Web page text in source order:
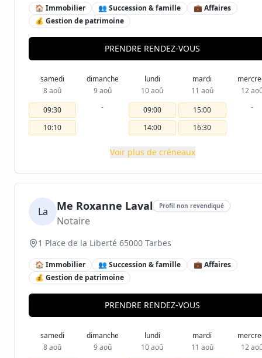
🏠 Immobilier 👥 Succession & famille
💼 Affaires
💰 Gestion de patrimoine
PRENDRE RENDEZ-VOUS
samedi
8 aoû
09:30
10:10
dimanche
9 aoû
-
lundi
10 aoû
09:00
14:00
mardi
11 aoû
15:00
16:30
12
-
Voir plus de créneaux
La Me Roxanne Laval Profil non revendiqué
Notaire
1 Place de la Liberté 65000 Tarbes
🏠 Immobilier 👥 Succession & famille
💼 Affaires
💰 Gestion de patrimoine
PRENDRE RENDEZ-VOUS
samedi
8 aoû
dimanche
9 aoû
lundi
10 aoû
mardi
11 aoû
12